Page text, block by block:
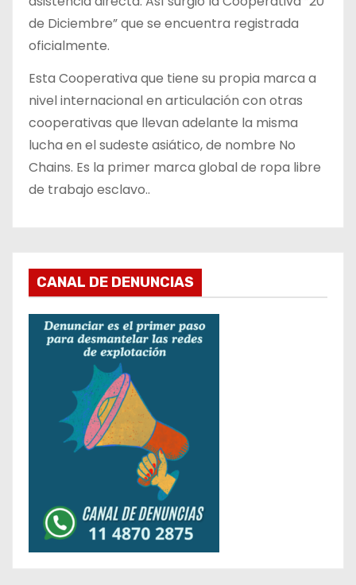
de Diciembre” que se encuentra registrada
oficialmente.
Esta Cooperativa que tiene su propia marca a
nivel internacional en articulación con otras
cooperativas que llevan adelante la misma
lucha en el sudeste asiático, de nombre No
Chains. Es la primer marca global de ropa libre
de trabajo esclavo..
CANAL DE DENUNCIAS